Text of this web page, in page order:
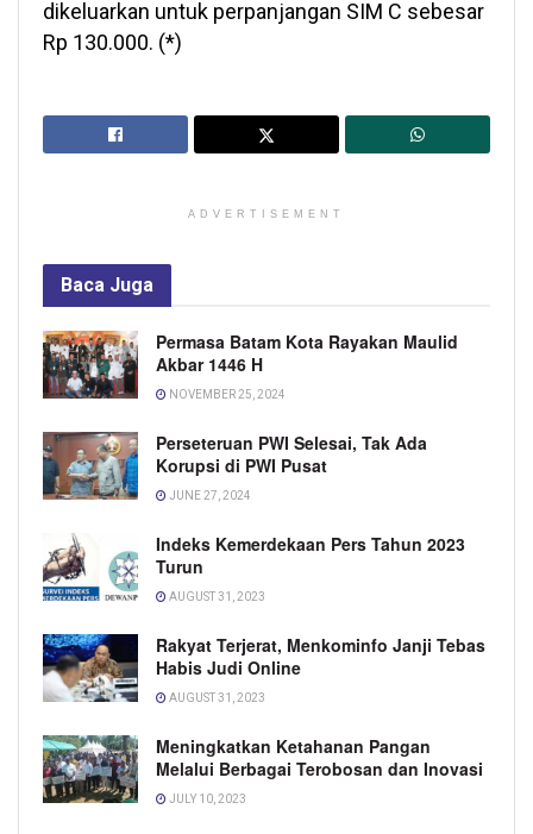
dikeluarkan untuk perpanjangan SIM C sebesar
Rp 130.000. (*)
ADVERTISEMENT
Baca Juga
Permasa Batam Kota Rayakan Maulid
Akbar 1446 H
NOVEMBER 25, 2024
Perseteruan PWI Selesai, Tak Ada
Korupsi di PWI Pusat
JUNE 27, 2024
Indeks Kemerdekaan Pers Tahun 2023
Turun
AUGUST 31, 2023
Rakyat Terjerat, Menkominfo Janji Tebas
Habis Judi Online
AUGUST 31, 2023
Meningkatkan Ketahanan Pangan
Melalui Berbagai Terobosan dan Inovasi
JULY 10, 2023